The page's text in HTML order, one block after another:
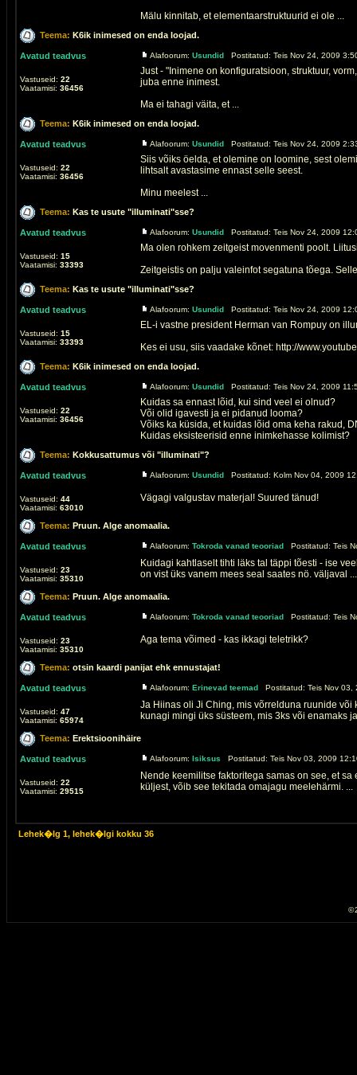
Mälu kinnitab, et elementaarstruktuurid ei ole ...
Teema: K6ik inimesed on enda loojad.
Avatud teadvus
Vastuseid: 22
Vaatamisi: 36456
Alafoorum: Usundid Postitatud: Teis Nov 24, 2009
Just - "Inimene on konfiguratsioon, struktuur,
juba enne inimest.
Ma ei tahagi väita, et ...
Teema: K6ik inimesed on enda loojad.
Avatud teadvus
Vastuseid: 22
Vaatamisi: 36456
Alafoorum: Usundid Postitatud: Teis Nov 24, 2009
Siis võiks öelda, et olemine on loomine, sest
lihtsalt avastasime ennast selle seest.
Minu meelest ...
Teema: Kas te usute "illuminati"sse?
Avatud teadvus
Vastuseid: 15
Vaatamisi: 33393
Alafoorum: Usundid Postitatud: Teis Nov 24, 2009
Ma olen rohkem zeitgeist movenmenti poolt.
Zeitgeistis on palju valeinfot segatuna tõega.
Teema: Kas te usute "illuminati"sse?
Avatud teadvus
Vastuseid: 15
Vaatamisi: 33393
Alafoorum: Usundid Postitatud: Teis Nov 24, 2009
EL-i vastne president Herman van Rompuy on
Kes ei usu, siis vaadake kõnet: http://
Teema: K6ik inimesed on enda loojad.
Avatud teadvus
Vastuseid: 22
Vaatamisi: 36456
Alafoorum: Usundid Postitatud: Teis Nov 24, 2009
Kuidas sa ennast lõid, kui sind veel ei olnud?
Või olid igavesti ja ei pidanud looma?
Võiks ka küsida, et kuidas lõid oma keha rakud,
Kuidas eksisteerisid enne inimkehasse kolimist?
Teema: Kokkusattumus või "illuminati"?
Avatud teadvus
Vastuseid: 44
Vaatamisi: 63010
Alafoorum: Usundid Postitatud: Kolm Nov 04, 2009
Vägagi valgustav materjal! Suured tänud!
Teema: Pruun. Alge anomaalia.
Avatud teadvus
Vastuseid: 23
Vaatamisi: 35310
Alafoorum: Tokroda vanad teooriad Postitatud: Teis
Kuidagi kahtlaselt tihti läks tal täppi tõesti - ise
on vist üks vanem mees seal saates nö. väljaval ...
Teema: Pruun. Alge anomaalia.
Avatud teadvus
Vastuseid: 23
Vaatamisi: 35310
Alafoorum: Tokroda vanad teooriad Postitatud: Teis
Aga tema võimed - kas ikkagi teletrikk?
Teema: otsin kaardi panijat ehk ennustajat!
Avatud teadvus
Vastuseid: 47
Vaatamisi: 65974
Alafoorum: Erinevad teemad Postitatud: Teis Nov
Ja Hiinas oli Ji Ching, mis võrrelduna ruunide
kunagi mingi üks süsteem, mis 3ks või enamaks
Teema: Erektsioonihäire
Avatud teadvus
Vastuseid: 22
Vaatamisi: 29515
Alafoorum: Isiksus Postitatud: Teis Nov 03, 2009
Nende keemilitse faktoritega samas on see, et
küljest, võib see tekitada omajagu meelehärmi. ...
Lehek�lg 1, lehek�lgi kokku 36
©